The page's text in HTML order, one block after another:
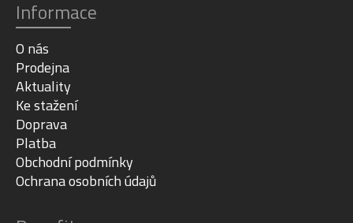
Informace
O nás
Prodejna
Aktuality
Ke stažení
Doprava
Platba
Obchodní podmínky
Ochrana osobních údajů